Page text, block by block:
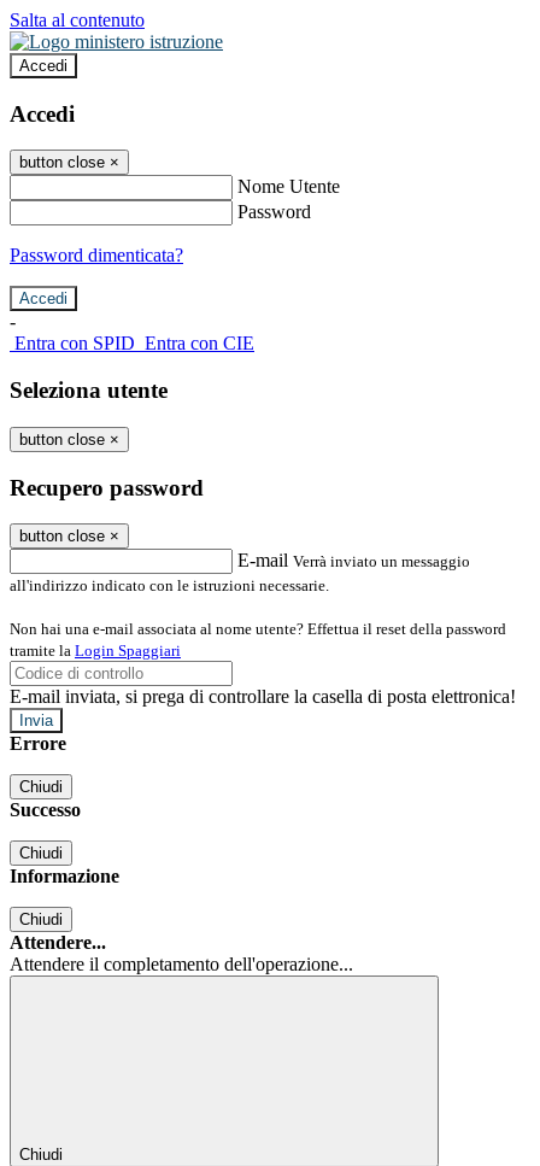
Salta al contenuto
Accedi
Accedi
button close ×
Nome Utente
Password
Password dimenticata?
-
Entra con SPID Entra con CIE
Seleziona utente
button close ×
Recupero password
button close ×
E-mail Verrà inviato un messaggio
all'indirizzo indicato con le istruzioni necessarie.
Non hai una e-mail associata al nome utente? Effettua il reset della password
tramite la Login Spaggiari
E-mail inviata, si prega di controllare la casella di posta elettronica!
Errore
Chiudi
Successo
Chiudi
Informazione
Chiudi
Attendere...
Attendere il completamento dell'operazione...
Chiudi